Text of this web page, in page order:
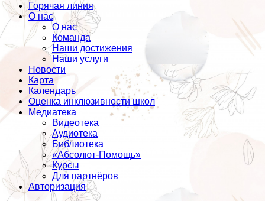
Горячая линия
О нас
О нас
Команда
Наши достижения
Наши услуги
Новости
Карта
Календарь
Оценка инклюзивности школ
Медиатека
Видеотека
Аудиотека
Библиотека
«Абсолют-Помощь»
Курсы
Для партнёров
Авторизация